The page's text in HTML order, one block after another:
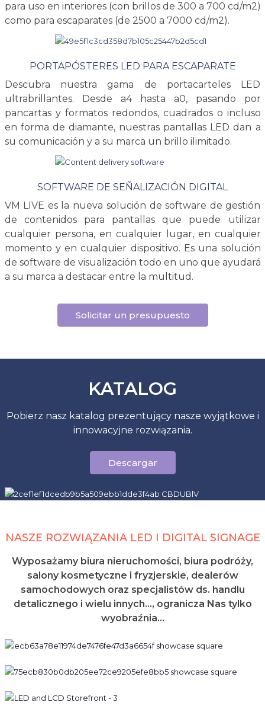
para uso en interiores (con brillos de 300 a 700 cd/m2)
como para escaparates (de 2500 a 7000 cd/m2).
PORTAPÓSTERES LED PARA ESCAPARATE
Descubra nuestra gama de portacarteles LED
ultrabrillantes. Desde a4 hasta a0, pasando por
pancartas y formatos redondos, cuadrados o incluso
en forma de diamante, nuestras pantallas LED dan a
su comunicación y a su marca un brillo ilimitado.
SOFTWARE DE SEÑALIZACIÓN DIGITAL
VM LIVE es la nueva solución de software de gestión
de contenidos para pantallas que puede utilizar
cualquier persona, en cualquier lugar, en cualquier
momento y en cualquier dispositivo. Es una solución
de software de visualización todo en uno que ayudará
a su marca a destacar entre la multitud.
Solicitar un presupuesto
KATALOG
Pobierz nasz katalog prezentujący nasze wyjątkowe i
innowacyjne rozwiązania.
Descargar
NASZE ROZWIĄZANIA LED I DIGITAL SIGNAGE
Wyposażamy biura nieruchomości, biura podróży,
salony kosmetyczne i fryzjerskie, dealerów
samochodowych oraz specjalistów ds. handlu
detalicznego i wielu innych..., ogranicza Nas tylko
wyobraźnia...